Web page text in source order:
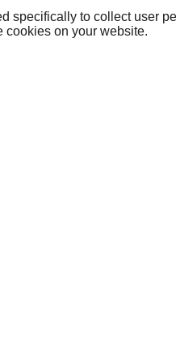
to collect user
cookies on your website.